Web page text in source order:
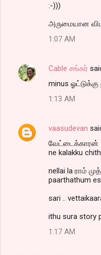
:-)))
அருமையான
1:07 AM
Cable சங்கர்
minus ஓட்டுக்கு
1:13 AM
vaasudevan
வேட்டைக்காரன்
ne kalakku
nellai la ராம்
paarthathum
sari ..
ithu sura story
1:17 AM